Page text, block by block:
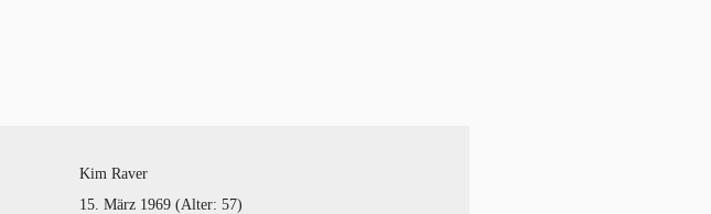
Kim Raver
15. März 1969 (Alter: 57)